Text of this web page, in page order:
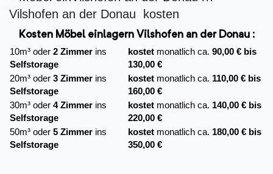
Kosten Möbel einlagern Vilshofen an der Donau :
10m³ oder 2 Zimmer ins
Selfstorage
kostet monatlich ca. 90,00 € bis
130,00 €
20m³ oder 3 Zimmer ins
Selfstorage
kostet monatlich ca. 110,00 € bis
160,00 €
30m³ oder 4 Zimmer ins
Selfstorage
kostet monatlich ca. 140,00 € bis
220,00 €
50m³ oder 5 Zimmer ins
Selfstorage
kostet monatlich ca. 180,00 € bis
350,00 €